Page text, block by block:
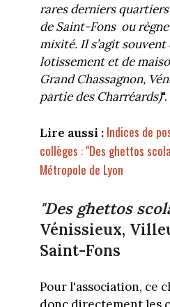
rares derniers
de Saint-Fons ou
mixité. Il s’agit souvent
lotissement et de
Grand Chassagnon,
partie des Charréards)".
Lire aussi : Indices de
collèges : "Des ghettos
Métropole de Lyon
"Des ghettos
Vénissieux,
Saint-Fons
Pour l'association, ce